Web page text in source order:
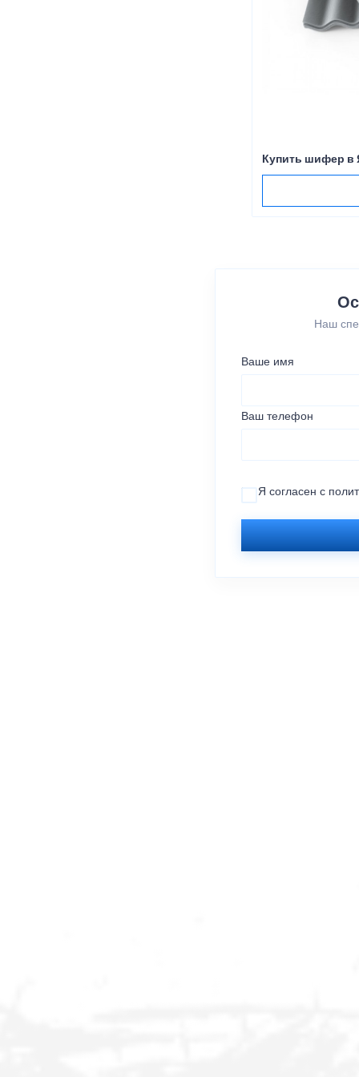
Купить шифер в
Наш
Ваше имя
Ваш телефон
Я согласен с